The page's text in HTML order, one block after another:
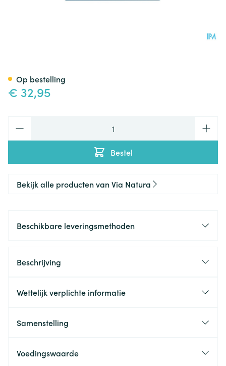
€ 32,95
Bestel
Op bestelling
Bekijk alle producten van Via Natura
Beschikbare leveringsmethoden
Beschrijving
Wettelijk verplichte informatie
Samenstelling
Voedingswaarde